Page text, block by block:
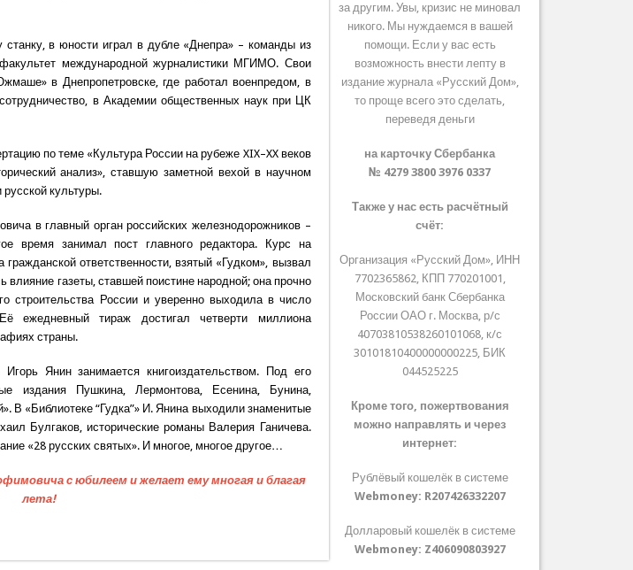
в юности играл в дубле «Днепра» – команды из
международной журналистики МГИМО. Свои
в Днепропетровске, где работал военпредом, в
в Академии общественных наук при ЦК
по теме «Культура России на рубеже XIX–XX веков
анализ», ставшую заметной вехой в научном
культуры.
в главный орган российских железнодорожников –
время занимал пост главного редактора. Курс на
ответственности, взятый «Гудком», вызвал
газеты, ставшей поистине народной; она прочно
строительства России и уверенно выходила в число
ежедневный тираж достигал четверти миллиона
страны.
Игорь Янин занимается книгоиздательством. Под его
издания Пушкина, Лермонтова, Есенина, Бунина,
В «Библиотеке “Гудка”» И. Янина выходили знаменитые
Булгаков, исторические романы Валерия Ганичева.
«28 русских святых». И многое, многое другое…
с юбилеем и желает ему многая и благая
лета!
за другим. Увы, кризис не миновал
никого. Мы нуждаемся в вашей
помощи. Если у вас есть
возможность внести лепту в
издание журнала «Русский Дом»,
то проще всего это сделать,
переведя деньги
на карточку Сбербанка
№ 4279 3800 3976 0337
Также у нас есть расчётный
счёт:
Организация «Русский Дом», ИНН
7702365862, КПП 770201001,
Московский банк Сбербанка
России ОАО г. Москва, р/с
40703810538260101068, к/с
30101810400000000225, БИК
044525225
Кроме того, пожертвования
можно направлять и через
интернет:
Рублёвый кошелёк в системе
Webmoney: R207426332207
Долларовый кошелёк в системе
Webmoney: Z406090803927